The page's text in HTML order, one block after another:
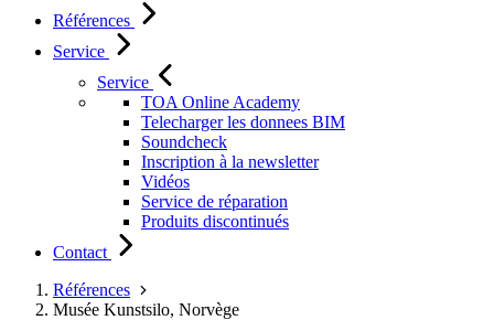
Références
Service
Service
TOA Online Academy
Telecharger les donnees BIM
Soundcheck
Inscription à la newsletter
Vidéos
Service de réparation
Produits discontinués
Contact
Références
Musée Kunstsilo, Norvège